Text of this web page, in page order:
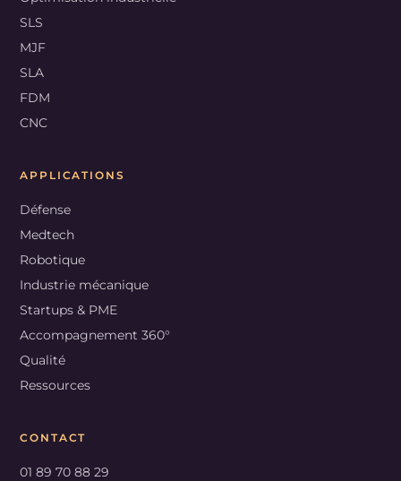
SLS
MJF
SLA
FDM
CNC
APPLICATIONS
Défense
Medtech
Robotique
Industrie mécanique
Startups & PME
Accompagnement 360°
Qualité
Ressources
CONTACT
01 89 70 88 29